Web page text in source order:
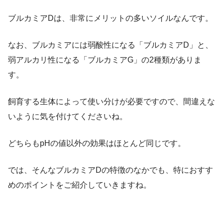
ブルカミアDは、非常にメリットの多いソイルなんです。
なお、ブルカミアには弱酸性になる「ブルカミアD」と、
弱アルカリ性になる「ブルカミアG」の2種類がありま
す。
飼育する生体によって使い分けが必要ですので、間違えな
いように気を付けてくださいね。
どちらもpHの値以外の効果はほとんど同じです。
では、そんなブルカミアDの特徴のなかでも、特におすす
めのポイントをご紹介していきますね。